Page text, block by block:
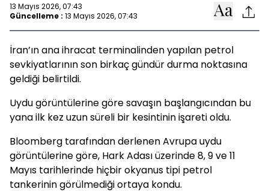
13 Mayıs 2026, 07:43
Güncelleme : 13 Mayıs 2026, 07:43
İran’ın ana ihracat terminalinden yapılan petrol
sevkiyatlarının son birkaç gündür durma noktasına
geldiği belirtildi.
Uydu görüntülerine göre savaşın başlangıcından bu
yana ilk kez uzun süreli bir kesintinin işareti oldu.
Bloomberg tarafından derlenen Avrupa uydu
görüntülerine göre, Hark Adası üzerinde 8, 9 ve 11
Mayıs tarihlerinde hiçbir okyanus tipi petrol
tankerinin görülmediği ortaya kondu.